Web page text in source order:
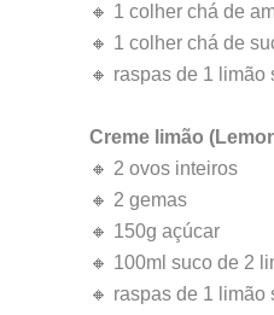
🔸 1 colher chá de
🔸 1 colher chá de
🔸 raspas de 1 limão
Creme limão
🔸 2 ovos inteiros
🔸 2 gemas
🔸 150g açúcar
🔸 100ml suco de 2
🔸 raspas de 1 limão